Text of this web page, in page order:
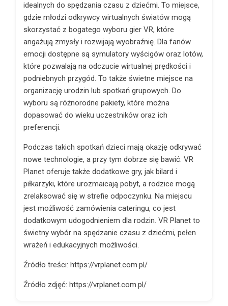
idealnych do spędzania czasu z dziećmi. To miejsce,
gdzie młodzi odkrywcy wirtualnych światów mogą
skorzystać z bogatego wyboru gier VR, które
angażują zmysły i rozwijają wyobraźnię. Dla fanów
emocji dostępne są symulatory wyścigów oraz lotów,
które pozwalają na odczucie wirtualnej prędkości i
podniebnych przygód. To także świetne miejsce na
organizację urodzin lub spotkań grupowych. Do
wyboru są różnorodne pakiety, które można
dopasować do wieku uczestników oraz ich
preferencji.
Podczas takich spotkań dzieci mają okazję odkrywać
nowe technologie, a przy tym dobrze się bawić. VR
Planet oferuje także dodatkowe gry, jak bilard i
piłkarzyki, które urozmaicają pobyt, a rodzice mogą
zrelaksować się w strefie odpoczynku. Na miejscu
jest możliwość zamówienia cateringu, co jest
dodatkowym udogodnieniem dla rodzin. VR Planet to
świetny wybór na spędzanie czasu z dziećmi, pełen
wrażeń i edukacyjnych możliwości.
Źródło treści: https://vrplanet.com.pl/
Źródło zdjęć: https://vrplanet.com.pl/